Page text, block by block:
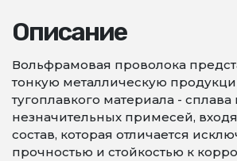
Описание
Вольфрамовая проволока
тонкую металлическую
тугоплавкого материала -
незначительных примесей,
состав, которая отличается
прочностью и стойкостью к